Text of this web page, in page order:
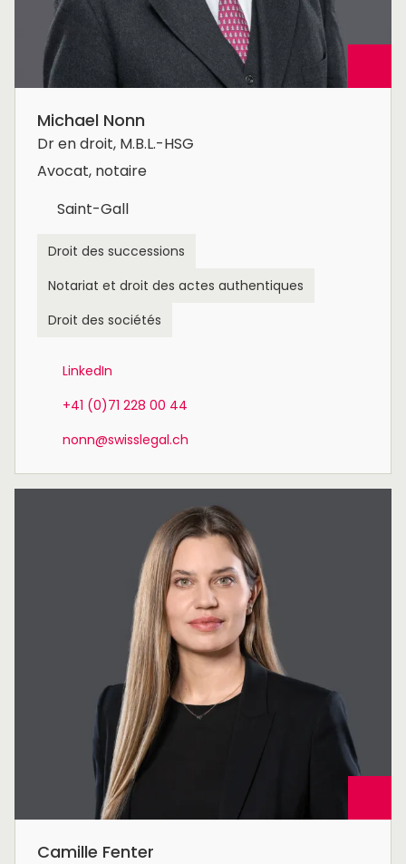
Michael Nonn
Dr en droit, M.B.L.-HSG
Avocat, notaire
Saint-Gall
Droit des successions
Notariat et droit des actes authentiques
Droit des sociétés
LinkedIn
+41 (0)71 228 00 44
nonn@swisslegal.ch
Camille Fenter